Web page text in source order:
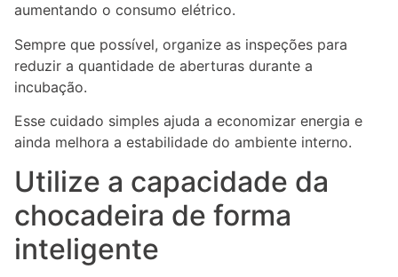
aumentando o consumo elétrico.
Sempre que possível, organize as inspeções para
reduzir a quantidade de aberturas durante a
incubação.
Esse cuidado simples ajuda a economizar energia e
ainda melhora a estabilidade do ambiente interno.
Utilize a capacidade da
chocadeira de forma
inteligente